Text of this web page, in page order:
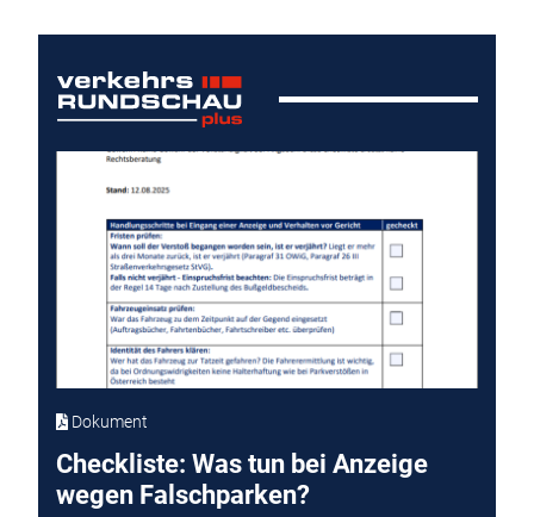
Dokument
Checkliste: Was tun bei Anzeige
wegen Falschparken?